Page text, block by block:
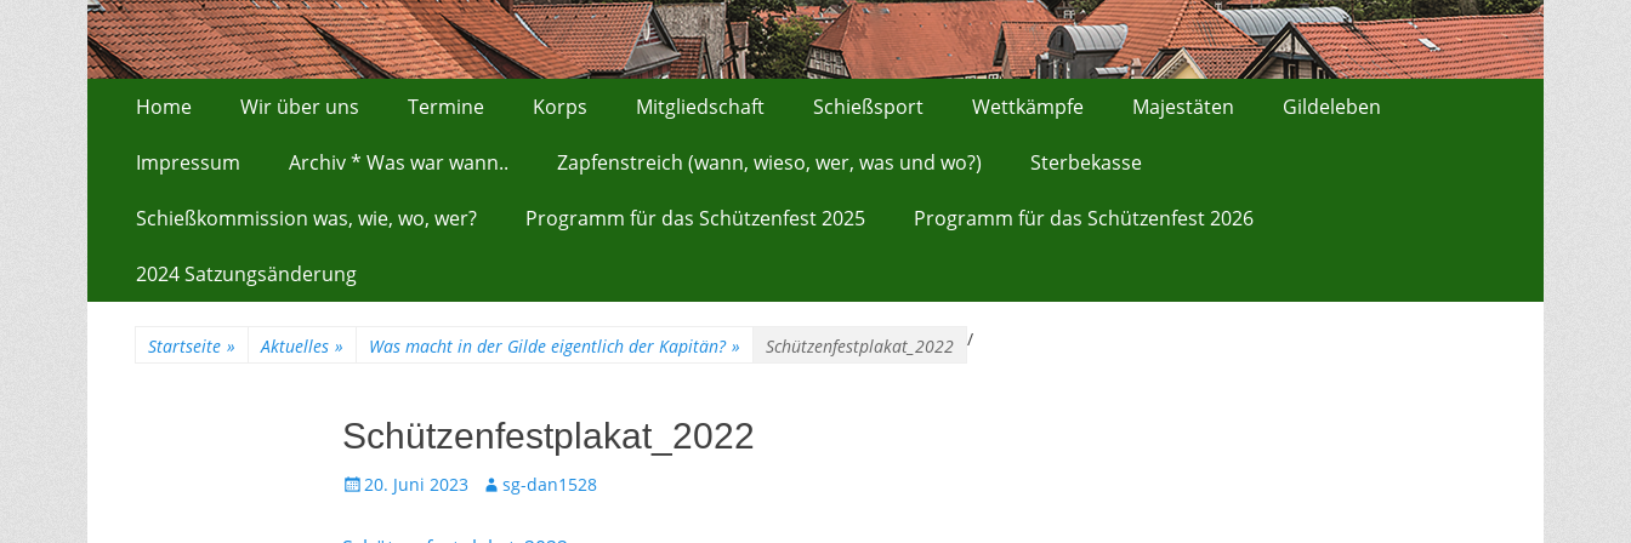
Erstes Menü
Inhalt:
Home Wir über uns Termine Korps Mitgliedschaft Schießsport Wettkämpfe Majestäten Gildeleben
Impressum Archiv * Was war wann.. Zapfenstreich (wann, wieso, wer, was und wo?) Sterbekasse
Schießkommission was, wie, wo, wer? Programm für das Schützenfest 2025 Programm für das Schützenfest 2026
2024 Satzungsänderung
Startseite » Aktuelles » /
Was macht in der Gilde eigentlich der Kapitän? » Schützenfestplakat_2022
Schützenfestplakat_2022
Gepostet
20. Juni 2023 Autorsg-dan1528